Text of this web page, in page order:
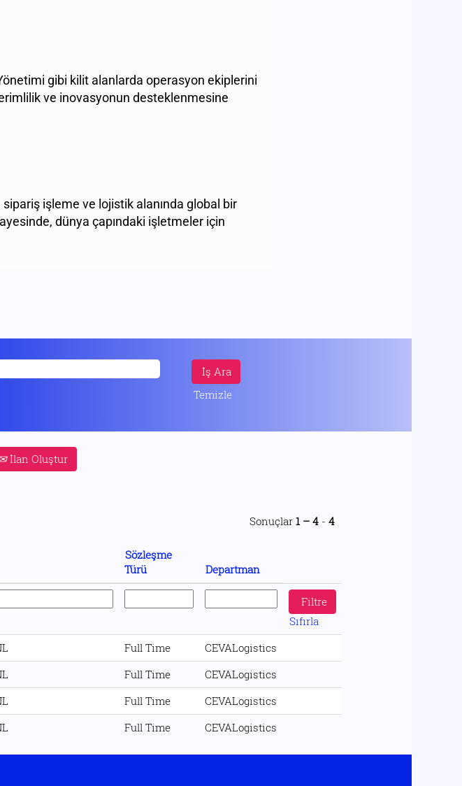
gibi kilit alanlarda operasyon ekiplerini
ve inovasyonun desteklenmesine
işleme ve lojistik alanında global bir
dünya çapındaki işletmeler için
Temizle
İlan Oluştur
Sonuçlar 1 – 4 - 4
Sözleşme
Türü
Departman
Sıfırla
Full Time
CEVALogistics
Full Time
CEVALogistics
Full Time
CEVALogistics
Full Time CEVALogistics